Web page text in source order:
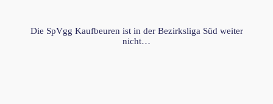
Die SpVgg Kaufbeuren ist in der Bezirksliga Süd weiter
nicht…